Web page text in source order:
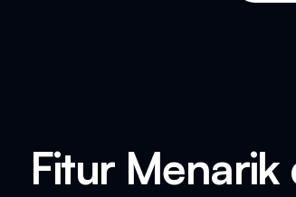
Fitur Menarik